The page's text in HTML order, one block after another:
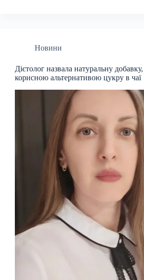
Новини
Дієтолог назвала натуральну
корисною альтернативою цукру в чаї